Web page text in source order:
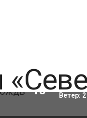
13°C
Ветер: 2